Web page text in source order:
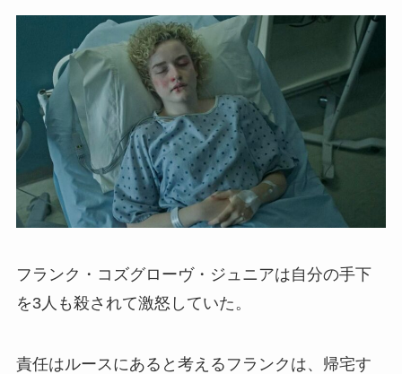
フランク・コズグローヴ・ジュニアは自分の手下
を3人も殺されて激怒していた。
責任はルースにあると考えるフランクは、帰宅す